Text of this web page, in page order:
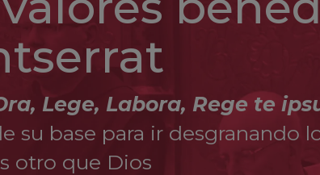
Lege, Labora, Rege te
su base para ir desgranando
otro que Dios